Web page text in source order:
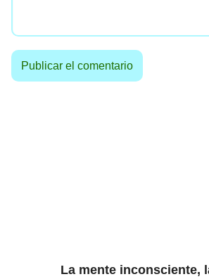
La mente inconsciente,